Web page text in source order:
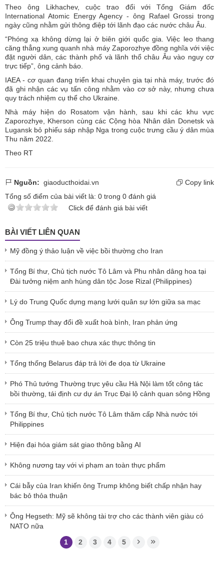
Theo ông Likhachev, cuộc trao đổi với Tổng Giám đốc
International Atomic Energy Agency - ông Rafael Grossi trong
ngày cũng nhằm gửi thông điệp tới lãnh đạo các nước châu Âu.
“Phóng xạ không dừng lại ở biên giới quốc gia. Việc leo thang
căng thẳng xung quanh nhà máy Zaporozhye đồng nghĩa với việc
đặt người dân, các thành phố và lãnh thổ châu Âu vào nguy cơ
trực tiếp”, ông cảnh báo.
IAEA - cơ quan đang triển khai chuyên gia tại nhà máy, trước đó
đã ghi nhận các vụ tấn công nhằm vào cơ sở này, nhưng chưa
quy trách nhiệm cụ thể cho Ukraine.
Nhà máy hiện do Rosatom vận hành, sau khi các khu vực
Zaporozhye, Kherson cùng các Cộng hòa Nhân dân Donetsk và
Lugansk bỏ phiếu sáp nhập Nga trong cuộc trưng cầu ý dân mùa
Thu năm 2022.
Theo RT
Nguồn: giaoducthoidai.vn
Copy link
Tổng số điểm của bài viết là: 0 trong 0 đánh giá
Click để đánh giá bài viết
BÀI VIẾT LIÊN QUAN
Mỹ đồng ý thảo luận về việc bồi thường cho Iran
Tổng Bí thư, Chủ tịch nước Tô Lâm và Phu nhân dâng hoa tại
Đài tưởng niệm anh hùng dân tộc Jose Rizal (Philippines)
Lý do Trung Quốc dựng mạng lưới quân sự lớn giữa sa mạc
Ông Trump thay đổi đề xuất hoà bình, Iran phản ứng
Còn 25 triệu thuê bao chưa xác thực thông tin
Tổng thống Belarus đáp trả lời đe dọa từ Ukraine
Phó Thủ tướng Thường trực yêu cầu Hà Nội làm tốt công tác
bồi thường, tái định cư dự án Trục Đại lộ cảnh quan sông Hồng
Tổng Bí thư, Chủ tịch nước Tô Lâm thăm cấp Nhà nước tới
Philippines
Hiện đại hóa giám sát giao thông bằng AI
Không nương tay với vi phạm an toàn thực phẩm
Cái bẫy của Iran khiến ông Trump không biết chấp nhận hay
bác bỏ thỏa thuận
Ông Hegseth: Mỹ sẽ không tài trợ cho các thành viên giàu có
NATO nữa
1 2 3 4 5